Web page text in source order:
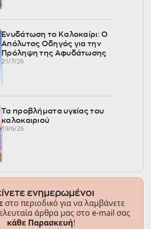
Ενυδάτωση το Καλοκαίρι: Ο
Απόλυτος Οδηγός για την
Πρόληψη της Αφυδάτωσης
21/7/26
Τα προβλήματα υγείας του
καλοκαιριού
19/6/26
ενημερωμένοι
στο περιοδικό για να λαμβάνετε
άρθρα μας στο e-mail σας
κάθε Παρασκευή!